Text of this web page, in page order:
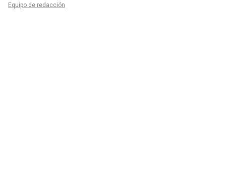
Equipo de redacción